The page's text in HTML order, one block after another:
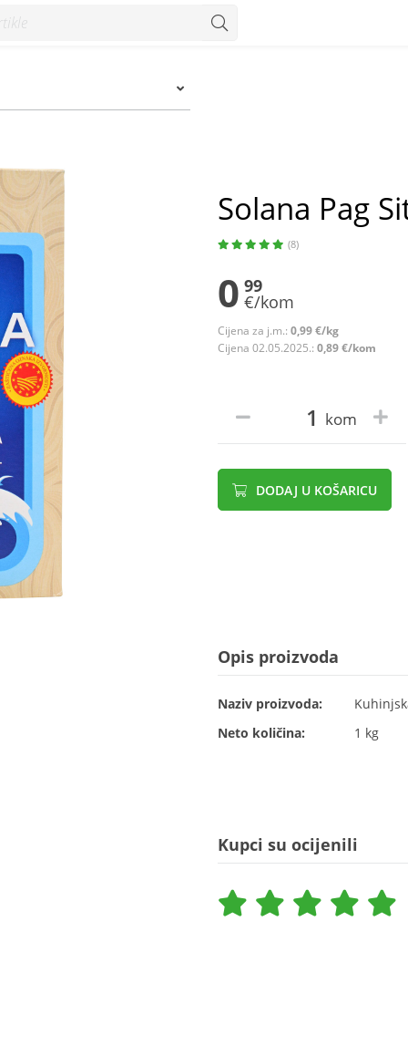
Solana Pag
(8)
0 99
€/kom
Cijena za j.m.: 0,99 €/kg
Cijena 02.05.2025.: 0,89 €/kom
kom
DODAJ U KOŠARICU
Opis proizvoda
Naziv proizvoda:
Neto količina:
1 kg
Kupci su ocijenili